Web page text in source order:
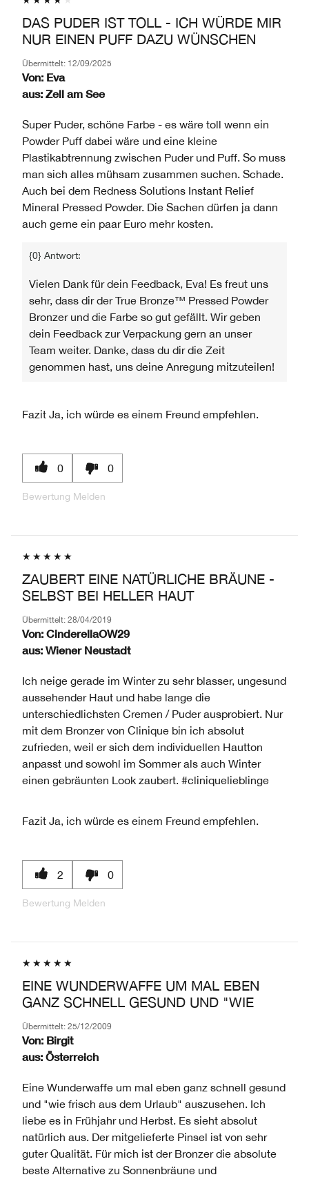
UND
ANZAHL
DER
BEWERTUNGEN
DURCHSCHNITTLICHER
BEWERTUNG
ANZAHL
BEWERTUNGEN
MARKE,
KATEGORIE,
BEWERTUNGEN
DAS PUDER IST TOLL - ICH WÜRDE MIR
NUR EINEN PUFF DAZU WÜNSCHEN
Übermittelt: 12/09/2025
Von: Eva
aus: Zell am See
Super Puder, schöne Farbe - es wäre toll wenn ein
Powder Puff dabei wäre und eine kleine
Plastikabtrennung zwischen Puder und Puff. So muss
man sich alles mühsam zusammen suchen. Schade.
Auch bei dem Redness Solutions Instant Relief
Mineral Pressed Powder. Die Sachen dürfen ja dann
auch gerne ein paar Euro mehr kosten.
{0} Antwort:
Vielen Dank für dein Feedback, Eva! Es freut uns
sehr, dass dir der True Bronze™ Pressed Powder
Bronzer und die Farbe so gut gefällt. Wir geben
dein Feedback zur Verpackung gern an unser
Team weiter. Danke, dass du dir die Zeit
genommen hast, uns deine Anregung mitzuteilen!
Fazit Ja, ich würde es einem Freund empfehlen.
0 0
Bewertung Melden
ZAUBERT EINE NATÜRLICHE BRÄUNE -
SELBST BEI HELLER HAUT
Übermittelt: 28/04/2019
Von: CinderellaOW29
aus: Wiener Neustadt
Ich neige gerade im Winter zu sehr blasser, ungesund
aussehender Haut und habe lange die
unterschiedlichsten Cremen / Puder ausprobiert. Nur
mit dem Bronzer von Clinique bin ich absolut
zufrieden, weil er sich dem individuellen Hautton
anpasst und sowohl im Sommer als auch Winter
einen gebräunten Look zaubert. #cliniquelieblinge
Fazit Ja, ich würde es einem Freund empfehlen.
2 0
Bewertung Melden
EINE WUNDERWAFFE UM MAL EBEN
GANZ SCHNELL GESUND UND "WIE
Übermittelt: 25/12/2009
Von: Birgit
aus: Österreich
Eine Wunderwaffe um mal eben ganz schnell gesund
und "wie frisch aus dem Urlaub" auszusehen. Ich
liebe es in Frühjahr und Herbst. Es sieht absolut
natürlich aus. Der mitgelieferte Pinsel ist von sehr
guter Qualität. Für mich ist der Bronzer die absolute
beste Alternative zu Sonnenbräune und